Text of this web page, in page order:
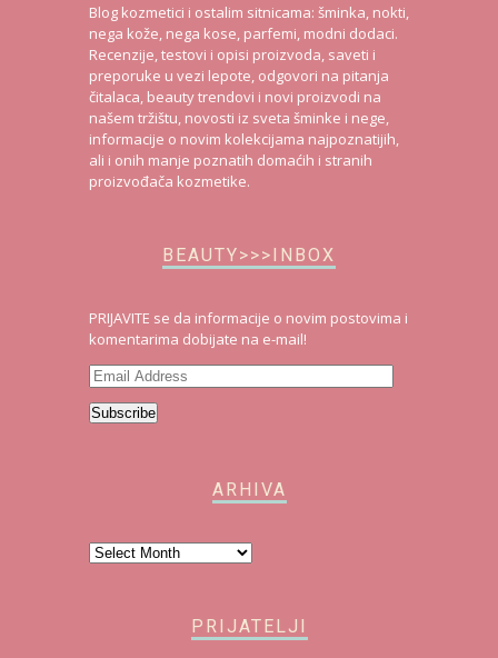
Blog kozmetici i ostalim sitnicama: šminka, nokti,
nega kože, nega kose, parfemi, modni dodaci.
Recenzije, testovi i opisi proizvoda, saveti i
preporuke u vezi lepote, odgovori na pitanja
čitalaca, beauty trendovi i novi proizvodi na
našem tržištu, novosti iz sveta šminke i nege,
informacije o novim kolekcijama najpoznatijih,
ali i onih manje poznatih domaćih i stranih
proizvođača kozmetike.
BEAUTY>>>INBOX
PRIJAVITE se da informacije o novim postovima i
komentarima dobijate na e-mail!
Email
Address
Subscribe
ARHIVA
Arhiva
PRIJATELJI